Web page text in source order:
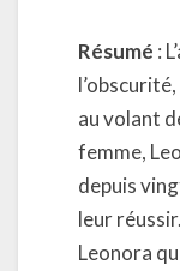
Résumé :
au volant
femme,
depuis
leur
Leonora